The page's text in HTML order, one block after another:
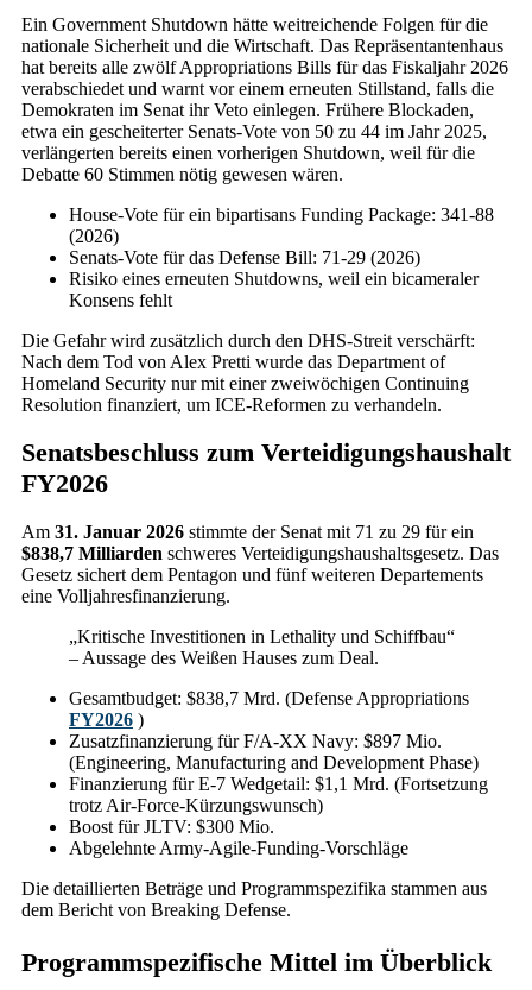
Ein Government Shutdown hätte weitreichende Folgen für die
nationale Sicherheit und die Wirtschaft. Das Repräsentantenhaus
hat bereits alle zwölf Appropriations Bills für das Fiskaljahr 2026
verabschiedet und warnt vor einem erneuten Stillstand, falls die
Demokraten im Senat ihr Veto einlegen. Frühere Blockaden,
etwa ein gescheiterter Senats-Vote von 50 zu 44 im Jahr 2025,
verlängerten bereits einen vorherigen Shutdown, weil für die
Debatte 60 Stimmen nötig gewesen wären.
House-Vote für ein bipartisans Funding Package: 341-88
(2026)
Senats-Vote für das Defense Bill: 71-29 (2026)
Risiko eines erneuten Shutdowns, weil ein bicameraler
Konsens fehlt
Die Gefahr wird zusätzlich durch den DHS-Streit verschärft:
Nach dem Tod von Alex Pretti wurde das Department of
Homeland Security nur mit einer zweiwöchigen Continuing
Resolution finanziert, um ICE-Reformen zu verhandeln.
Senatsbeschluss zum Verteidigungshaushalt
FY2026
Am 31. Januar 2026 stimmte der Senat mit 71 zu 29 für ein
$838,7 Milliarden schweres Verteidigungshaushaltsgesetz. Das
Gesetz sichert dem Pentagon und fünf weiteren Departements
eine Volljahresfinanzierung.
„Kritische Investitionen in Lethality und Schiffbau“
– Aussage des Weißen Hauses zum Deal.
Gesamtbudget: $838,7 Mrd. (Defense Appropriations
FY2026 )
Zusatzfinanzierung für F/A-XX Navy: $897 Mio.
(Engineering, Manufacturing and Development Phase)
Finanzierung für E-7 Wedgetail: $1,1 Mrd. (Fortsetzung
trotz Air-Force-Kürzungswunsch)
Boost für JLTV: $300 Mio.
Abgelehnte Army-Agile-Funding-Vorschläge
Die detaillierten Beträge und Programmspezifika stammen aus
dem Bericht von Breaking Defense.
Programmspezifische Mittel im Überblick